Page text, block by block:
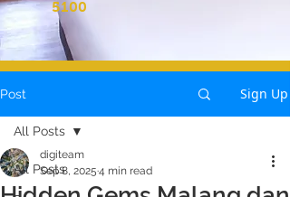
5100
Post Sign Up
All Posts
All Posts
digiteam
Sep 8, 2025 4 min read